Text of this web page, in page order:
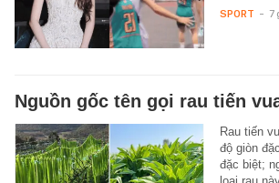
SPORT - 7
Nguồn gốc tên gọi rau tiến
Rau tiến
độ giòn
đặc biệt;